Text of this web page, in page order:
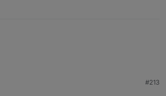
dann verwandelt und über den adapter
dann veränderungen , die auf der webseite
#213